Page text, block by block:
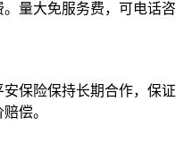
量大免服务费，可电话咨
保险保持长期合作，保证
偿。